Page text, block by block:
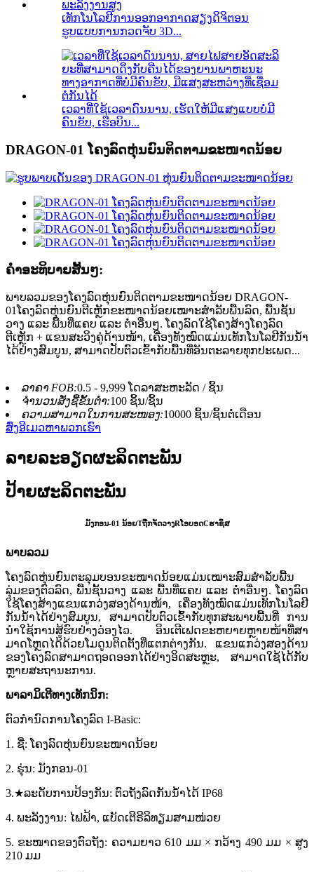
ເທັກໂນໂລຢີການອອກອາກາດສຽງດິຈິຕອນ
ຮູບແບບການກວດຈັບ 3D...
ເວລາທີ່ໃຊ້ເວລາດົນນານ, ເຮັດໃຫ້ມີແສງແບບບໍ່ມີ
ຄົນຂັບ, ເຮືອບິນ...
DRAGON-01 ໂຄງລົດຫຸ່ນຍົນຕິດຕາມຂະໜາດນ້ອຍ
ຄໍາອະທິບາຍສັ້ນໆ:
ພາບລວມຂອງໂຄງລົດຫຸ່ນຍົນຕິດຕາມຂະໜາດນ້ອຍ DRAGON-
01ໂຄງລົດຫຸ່ນຍົນຕີເຫຼັກຂະໜາດນ້ອຍເໝາະສຳລັບພື້ນລົດ, ພື້ນຊັ້ນ
ວາງ ແລະ ພື້ນທີ່ແຄບ ແລະ ຕ່ຳອື່ນໆ. ໂຄງລົດໃຊ້ໂຄງສ້າງໂຄງລົດ
ຕີເຫຼັກ + ແຂນສະວິງຄູ່ດ້ານໜ້າ, ເຄື່ອງທັງໝົດແມ່ນເທັກໂນໂລຢີກັນນ້ຳ
ໄດ້ຢ່າງສົມບູນ, ສາມາດປັບຕົວເຂົ້າກັບພື້ນທີ່ອັນຕະລາຍທຸກປະເພດ...
ລາຄາ FOB:0.5 - 9,999 ໂດລາສະຫະລັດ / ຊິ້ນ
ຈຳນວນສັ່ງຊື້ຂັ້ນຕ່ຳ:100 ຊິ້ນ/ຊິ້ນ
ຄວາມສາມາດໃນການສະໜອງ:10000 ຊິ້ນ/ຊິ້ນຕໍ່ເດືອນ
ສົ່ງອີເມວຫາພວກເຮົາ
ລາຍລະອຽດຜະລິດຕະພັນ
ປ້າຍຜະລິດຕະພັນ
ມັງກອນ-01 ນ້ອຍTຖືກຈັດວາງRໂອບອດCຮາຊິສ
ພາບລວມ
ໂຄງລົດຫຸ່ນຍົນຕະລຸມບອນຂະໜາດນ້ອຍແມ່ນເໝາະສົມສຳລັບພື້ນ
ລຸ່ມຂອງຕົວລົດ, ພື້ນຊັ້ນວາງ ແລະ ພື້ນທີ່ແຄບ ແລະ ຕ່ຳອື່ນໆ. ໂຄງລົດ
ໃຊ້ໂຄງສ້າງແຂນແກວ່ງສອງດ້ານໜ້າ, ເຄື່ອງທັງໝົດແມ່ນເທັກໂນໂລຢີ
ກັນນ້ຳໄດ້ຢ່າງສົມບູນ, ສາມາດປັບຕົວເຂົ້າກັບທຸກສະພາບພື້ນທີ່ ການ
ນຳໃຊ້ການສູ້ຮົບຢ່າງວ່ອງໄວ. ອິນເຕີເຟດຂະຫຍາຍຫຼາຍໜ້າທີ່ສາ
ມາດໂຫຼດໄດ້ດ້ວຍໂມດູນຕິດຕັ້ງທີ່ແຕກຕ່າງກັນ. ແຂນແກວ່ງສອງດ້ານ
ຂອງໂຄງລົດສາມາດຖອດອອກໄດ້ຢ່າງອິດສະຫຼະ, ສາມາດໃຊ້ໄດ້ກັບ
ຫຼາຍສະຖານະການ.
ພາລາມິເຕີທາງເທັກນິກ:
ຕົວກໍານົດການໂຄງລົດ I-Basic:
1. ຊື່: ໂຄງລົດຫຸ່ນຍົນຂະໜາດນ້ອຍ
2. ຮຸ່ນ: ມັງກອນ-01
3.★ລະດັບການປ້ອງກັນ: ຕົວຖັງລົດກັນນ້ຳໄດ້ IP68
4. ພະລັງງານ: ໄຟຟ້າ, ແບັດເຕີຣີລິທຽມສາມໜ່ວຍ
5. ຂະໜາດຂອງຕົວຖັງ: ຄວາມຍາວ 610 ມມ × ກວ້າງ 490 ມມ × ສູງ
210 ມມ